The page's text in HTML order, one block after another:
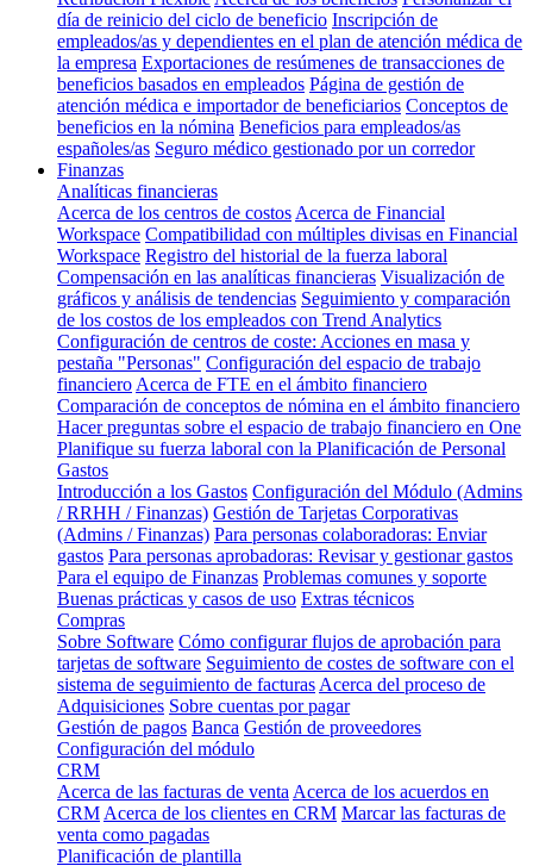
día de reinicio del ciclo de beneficio Inscripción de
empleados/as y dependientes en el plan de atención médica de
la empresa Exportaciones de resúmenes de transacciones de
beneficios basados en empleados Página de gestión de
atención médica e importador de beneficiarios Conceptos de
beneficios en la nómina Beneficios para empleados/as
españoles/as Seguro médico gestionado por un corredor
Finanzas
Analíticas financieras
Acerca de los centros de costos Acerca de Financial
Workspace Compatibilidad con múltiples divisas en Financial
Workspace Registro del historial de la fuerza laboral
Compensación en las analíticas financieras Visualización de
gráficos y análisis de tendencias Seguimiento y comparación
de los costos de los empleados con Trend Analytics
Configuración de centros de coste: Acciones en masa y
pestaña "Personas" Configuración del espacio de trabajo
financiero Acerca de FTE en el ámbito financiero
Comparación de conceptos de nómina en el ámbito financiero
Hacer preguntas sobre el espacio de trabajo financiero en One
Planifique su fuerza laboral con la Planificación de Personal
Gastos
Introducción a los Gastos Configuración del Módulo (Admins
/ RRHH / Finanzas) Gestión de Tarjetas Corporativas
(Admins / Finanzas) Para personas colaboradoras: Enviar
gastos Para personas aprobadoras: Revisar y gestionar gastos
Para el equipo de Finanzas Problemas comunes y soporte
Buenas prácticas y casos de uso Extras técnicos
Compras
Sobre Software Cómo configurar flujos de aprobación para
tarjetas de software Seguimiento de costes de software con el
sistema de seguimiento de facturas Acerca del proceso de
Adquisiciones Sobre cuentas por pagar
Gestión de pagos Banca Gestión de proveedores
Configuración del módulo
CRM
Acerca de las facturas de venta Acerca de los acuerdos en
CRM Acerca de los clientes en CRM Marcar las facturas de
venta como pagadas
Planificación de plantilla